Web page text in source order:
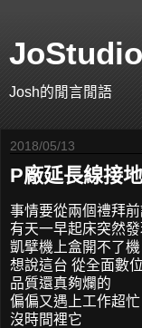
JoStudio
Josh的閒言閒語
2018/05/13
P廠延長線接
事情要從兩個禮拜
有天一早起床突然
凱擘機上盒開不了
想說這台 從全面數
品質還真夠爛的
偏偏又遇上工作超
沒時間裡它